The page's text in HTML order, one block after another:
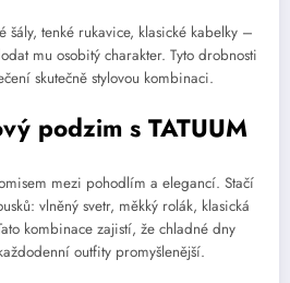
tenké rukavice, klasické kabelky –
mu osobitý charakter. Tyto drobnosti
skutečně stylovou kombinaci.
podzim s TATUUM
mezi pohodlím a elegancí. Stačí
vlněný svetr, měkký rolák, klasická
kombinace zajistí, že chladné dny
outfity promyšlenější.